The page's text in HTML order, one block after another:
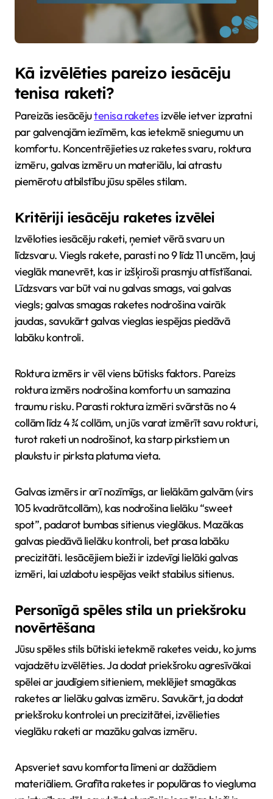
Kā izvēlēties pareizo iesācēju
tenisa raketi?
Pareizās iesācējutenisa raketes izvēle ietver izpratni
par galvenajām iezīmēm, kas ietekmē sniegumu un
komfortu. Koncentrējieties uz raketes svaru, roktura
izmēru, galvas izmēru un materiālu, lai atrastu
piemērotu atbilstību jūsu spēles stilam.
Kritēriji iesācēju raketes izvēlei
Izvēloties iesācēju raketi, ņemiet vērā svaru un
līdzsvaru. Viegls rakete, parasti no 9 līdz 11 uncēm, ļauj
vieglāk manevrēt, kas ir izšķiroši prasmju attīstīšanai.
Līdzsvars var būt vai nu galvas smags, vai galvas
viegls; galvas smagas raketes nodrošina vairāk
jaudas, savukārt galvas vieglas iespējas piedāvā
labāku kontroli.
Roktura izmērs ir vēl viens būtisks faktors. Pareizs
roktura izmērs nodrošina komfortu un samazina
traumu risku. Parasti roktura izmēri svārstās no 4
collām līdz 4 ¾ collām, un jūs varat izmērīt savu rokturi,
turot raketi un nodrošinot, ka starp pirkstiem un
plaukstu ir pirksta platuma vieta.
Galvas izmērs ir arī nozīmīgs, ar lielākām galvām (virs
105 kvadrātcollām), kas nodrošina lielāku “sweet
spot”, padarot bumbas sitienus vieglākus. Mazākas
galvas piedāvā lielāku kontroli, bet prasa labāku
precizitāti. Iesācējiem bieži ir izdevīgi lielāki galvas
izmēri, lai uzlabotu iespējas veikt stabilus sitienus.
Personīgā spēles stila un priekšroku
novērtēšana
Jūsu spēles stils būtiski ietekmē raketes veidu, ko jums
vajadzētu izvēlēties. Ja dodat priekšroku agresīvākai
spēlei ar jaudīgiem sitieniem, meklējiet smagākas
raketes ar lielāku galvas izmēru. Savukārt, ja dodat
priekšroku kontrolei un precizitātei, izvēlieties
vieglāku raketi ar mazāku galvas izmēru.
Apsveriet savu komforta līmeni ar dažādiem
materiāliem. Grafīta raketes ir populāras to viegluma